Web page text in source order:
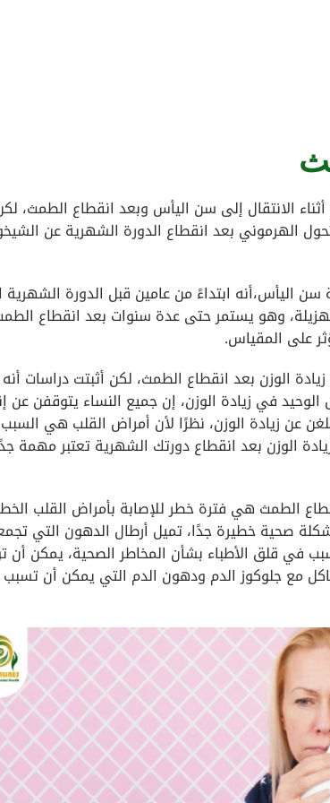
الانتقال إلى سن اليأس وبعد انقطاع الطمث،
الهرموني بعد انقطاع الدورة الشهرية عن
اليأس،أنه ابتداءً من عامين قبل الدورة الشهرية
وهو يستمر حتى عدة سنوات بعد انقطاع
على المقياس.
الوزن بعد انقطاع الطمث، لكن أثبتت دراسات
في زيادة الوزن، إن جميع النساء يتوقفن عن
عن زيادة الوزن، نظرًا لأن أمراض القلب هي السبب
الوزن بعد انقطاع دورتك الشهرية تعتبر مهمة
الطمث هي فترة خطر للإصابة بأمراض القلب
صحية خطيرة جدًا، تميل أرطال الدهون التي
في قلق الأطباء بشأن المخاطر الصحية، يمكن أن
مع جلوكوز الدم ودهون الدم التي يمكن أن